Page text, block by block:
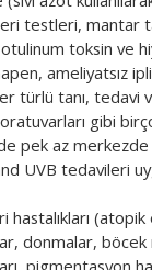
testleri, mantar
toksin ve
ameliyatsız
türlü tanı, tedavi
gibi
pek az
UVB tedavileri
hastalıkları
donmalar, böcek
pigmentasyon